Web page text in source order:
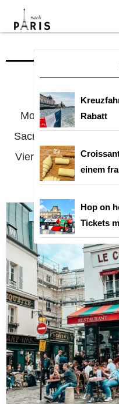
Rabatt
einem
Hop on
Tickets
18.
Das 18.
Montmartre) ist sehr
Sacré-Coeur, Place
Viertel Montmartre.